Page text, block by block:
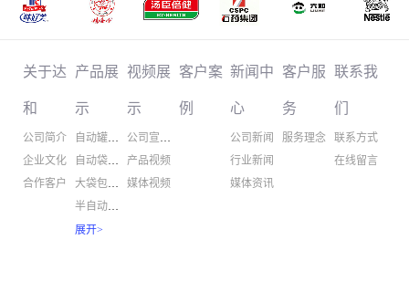
关于达
和
公司简介
企业文化
合作客户
产品展
示
自动罐装机
自动袋装机
大袋包装机
半自动包装
展开>
视频展
示
产品视频
媒体视频
客户案
例
新闻中
心
公司新闻
行业新闻
媒体资讯
客户服
务
服务理念
联系我
们
联系方式
在线留言